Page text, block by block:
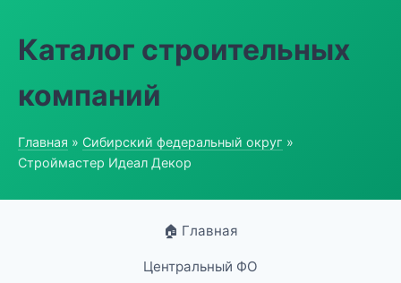
Каталог строительных
компаний
Главная » Сибирский федеральный округ »
Строймастер Идеал Декор
🏠 Главная
Центральный ФО